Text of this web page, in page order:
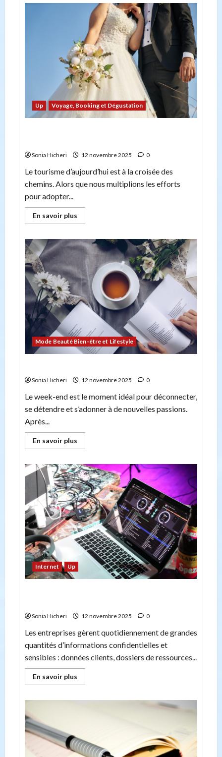
modèles
voitures
les
plus
respectueux
de
l’environnement
Up Voyage, Booking et Dégustation
Sonia Hicheri 12 novembre 2025 0
Le tourisme d’aujourd’hui est à la croisée des
chemins. Alors que nous multiplions les efforts
pour adopter...
En savoir plus
savoir
Lunes
de
miel
responsables :
les
meilleures
destinations
vertes
Mode Beauté Bien-être et Lifestyle
Sonia Hicheri 12 novembre 2025 0
Le week-end est le moment idéal pour déconnecter,
se détendre et s’adonner à de nouvelles passions.
Après...
En savoir plus
savoir
7
loisirs
relaxants
à
découvrir
ce
Week-
end
Internet Up
Sonia Hicheri 12 novembre 2025 0
Les entreprises gèrent quotidiennement de grandes
quantités d’informations confidentielles et
sensibles : données clients, dossiers de ressources...
En savoir plus
savoir
des
disques
durs